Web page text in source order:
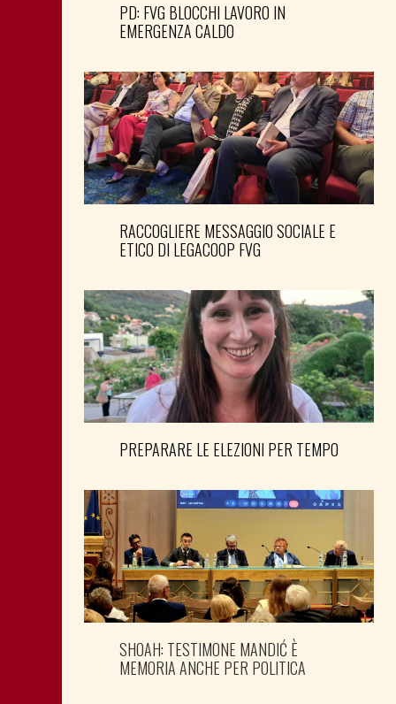
PD: FVG BLOCCHI LAVORO IN
EMERGENZA CALDO
RACCOGLIERE MESSAGGIO SOCIALE E
ETICO DI LEGACOOP FVG
PREPARARE LE ELEZIONI PER TEMPO
SHOAH: TESTIMONE MANDIĆ È
MEMORIA ANCHE PER POLITICA